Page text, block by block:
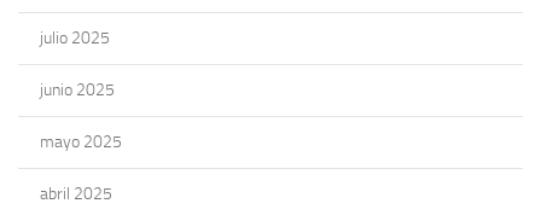
julio 2025
junio 2025
mayo 2025
abril 2025